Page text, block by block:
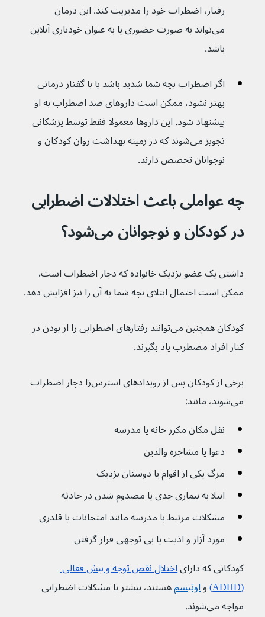
رفتار، اضطراب خود را مدیریت کند. این درمان
می‌تواند به صورت حضوری یا به عنوان خودیاری آنلاین
باشد.
اگر اضطراب بچه شما شدید باشد یا با گفتار درمانی
بهتر نشود، ممکن است داروهای ضد اضطراب به او
پیشنهاد شود. این داروها معمولا فقط توسط پزشکانی
تجویز می‌شوند که در زمینه بهداشت روان کودکان و
نوجوانان تخصص دارند.
چه عواملی باعث اختلالات اضطرابی
در کودکان و نوجوانان می‌شود؟
ممکن است احتمال ابتلای بچه شما به آن را نیز افزایش دهد.
کودکان همچنین می‌توانند رفتارهای اضطرابی را از بودن در
کنار افراد مضطرب یاد بگیرند.
برخی از کودکان پس از رویدادهای استرس‌زا دچار اضطراب
می‌شوند، مانند:
نقل مکان مکرر خانه یا مدرسه
دعوا یا مشاجره والدین
مرگ یکی از اقوام یا دوستان نزدیک
ابتلا به بیماری جدی یا مصدوم شدن در حادثه
مشکلات مرتبط با مدرسه مانند امتحانات یا قلدری
مورد آزار و اذیت یا بی توجهی قرار گرفتن
کودکانی که دارای اختلال نقص توجه و بیش فعالی
(ADHD)
و اوتیسم هستند، بیشتر با مشکلات اضطرابی
مواجه می‌شوند.